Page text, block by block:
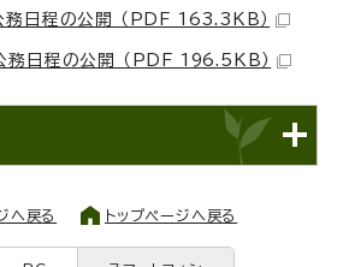
日程の公開 （PDF 163.3KB）
日程の公開 （PDF 196.5KB）
へ戻る トップページへ戻る